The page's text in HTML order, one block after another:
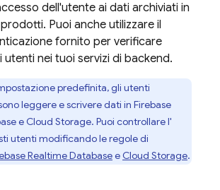
dell'utente ai dati archiviati in
prodotti. Puoi anche utilizzare il
fornito per verificare
utenti nei tuoi servizi di backend.
predefinita, gli utenti
leggere e scrivere dati in Firebase
e Cloud Storage. Puoi controllare l'
utenti modificando le regole di
Realtime Databasee Cloud Storage.